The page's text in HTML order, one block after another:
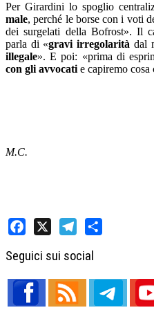
Per Girardini lo spoglio
male, perché le borse con i voti
dei surgelati della Bofrost». Il
parla di «gravi irregolarità dal
illegale». E poi: «prima di
con gli avvocatie capiremo cosa
M.C.
Seguici sui social